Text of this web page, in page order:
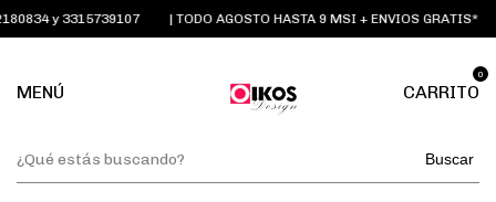
y 3315739107 | TODO AGOSTO HASTA 9 MSI + ENVIOS GRATIS*
MENÚ CARRITO
0
Buscar